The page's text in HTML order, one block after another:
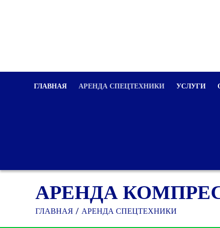
ГЛАВНАЯ АРЕНДА СПЕЦТЕХНИКИ УСЛУГИ
АРЕНДА
ГЛАВНАЯ АРЕНДА СПЕЦТЕХНИКИ